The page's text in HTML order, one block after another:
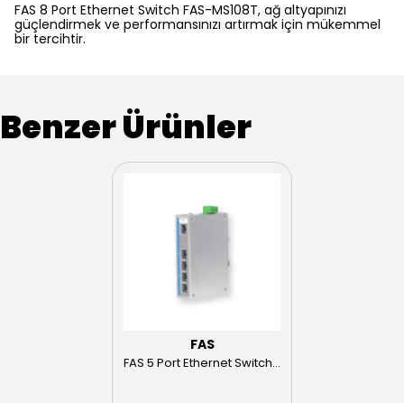
FAS 8 Port Ethernet Switch FAS-MS108T, ağ altyapınızı
güçlendirmek ve performansınızı artırmak için mükemmel
bir tercihtir.
Benzer Ürünler
FAS
FAS 5 Port Ethernet Switch FAS-MS105T